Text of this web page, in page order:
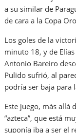
a su similar de
de cara a la Copa
Los goles de la
minuto 18, y de
Antonio Bareiro
Pulido sufrió, al
podría ser baja para
Este juego, más allá
“azteca”, que está
suponía iba a ser el